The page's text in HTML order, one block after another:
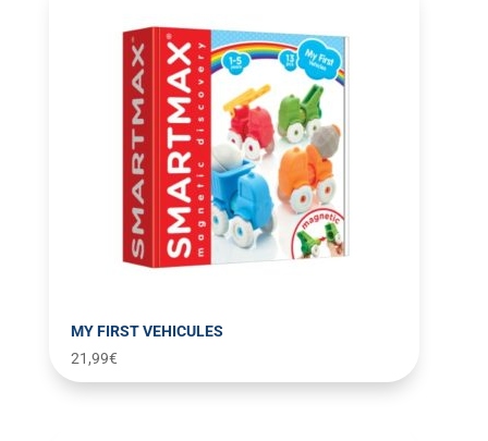
MY FIRST VEHICULES
21,99€